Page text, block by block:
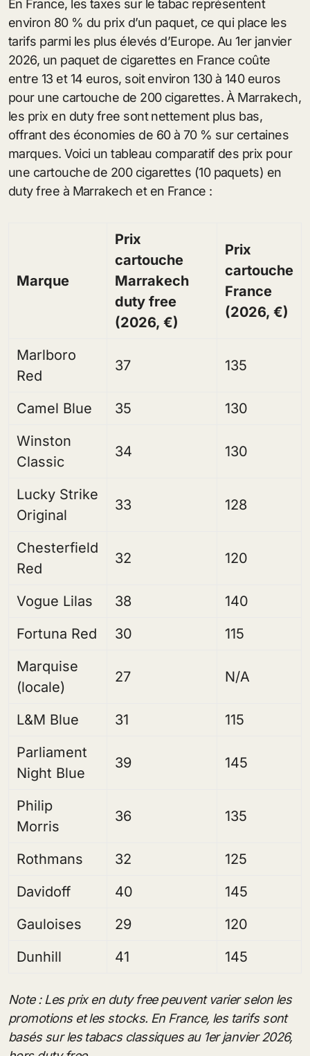
En France, les taxes sur le tabac représentent
environ 80 % du prix d’un paquet, ce qui place les
tarifs parmi les plus élevés d’Europe. Au 1er janvier
2026, un paquet de cigarettes en France coûte
entre 13 et 14 euros, soit environ 130 à 140 euros
pour une cartouche de 200 cigarettes. À Marrakech,
les prix en duty free sont nettement plus bas,
offrant des économies de 60 à 70 % sur certaines
marques. Voici un tableau comparatif des prix pour
une cartouche de 200 cigarettes (10 paquets) en
duty free à Marrakech et en France :
Marque
Prix
cartouche
Marrakech
duty free
(2026, €)
Prix
cartouche
France
(2026, €)
Marlboro
Red
37 135
Camel Blue 35
130
Winston
Classic
34 130
Lucky Strike
Original
33 128
Chesterfield
Red
32 120
Vogue Lilas 38
140
Fortuna Red
30
115
Marquise
(locale)
27 N/A
L&M Blue 31
115
Parliament
Night Blue
39 145
Philip
Morris
36 135
Rothmans 32
125
Davidoff
40
145
Gauloises
29
120
Dunhill
41 145
Note : Les prix en duty free peuvent varier selon les
promotions et les stocks. En France, les tarifs sont
basés sur les tabacs classiques au 1er janvier 2026,